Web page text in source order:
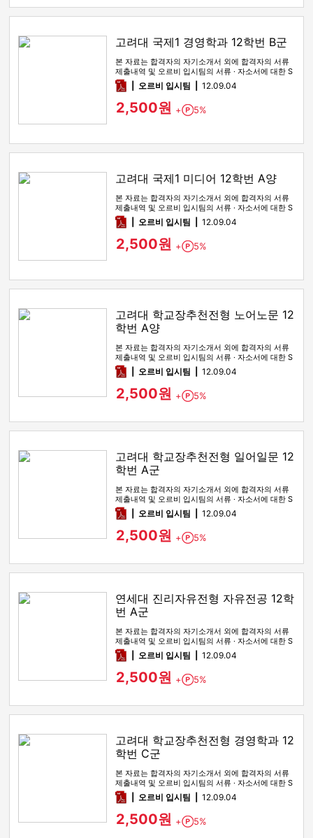
고려대 국제1 경영학과 12학번 B군
본 자료는 합격자의 자기소개서 외에 합격자의 서류
제출내역 및 오르비 입시팀의 서류 · 자소서에 대한 S
WOT 분석이 포함돼 …
pdf오르비 입시팀 12.09.04
2,500원 + Point
5%
고려대 국제1 미디어 12학번 A양
본 자료는 합격자의 자기소개서 외에 합격자의 서류
제출내역 및 오르비 입시팀의 서류 · 자소서에 대한 S
WOT 분석이 포함돼 …
pdf오르비 입시팀 12.09.04
2,500원 + Point
5%
고려대 학교장추천전형 노어노문 12
학번 A양
본 자료는 합격자의 자기소개서 외에 합격자의 서류
제출내역 및 오르비 입시팀의 서류 · 자소서에 대한 S
WOT 분석이 포함돼 …
pdf오르비 입시팀 12.09.04
2,500원 + Point
5%
고려대 학교장추천전형 일어일문 12
학번 A군
본 자료는 합격자의 자기소개서 외에 합격자의 서류
제출내역 및 오르비 입시팀의 서류 · 자소서에 대한 S
WOT 분석이 포함돼 …
pdf오르비 입시팀 12.09.04
2,500원 + Point
5%
연세대 진리자유전형 자유전공 12학
번 A군
본 자료는 합격자의 자기소개서 외에 합격자의 서류
제출내역 및 오르비 입시팀의 서류 · 자소서에 대한 S
WOT 분석이 포함돼 …
pdf오르비 입시팀 12.09.04
2,500원 + Point
5%
고려대 학교장추천전형 경영학과 12
학번 C군
본 자료는 합격자의 자기소개서 외에 합격자의 서류
제출내역 및 오르비 입시팀의 서류 · 자소서에 대한 S
WOT 분석이 포함돼 …
pdf오르비 입시팀 12.09.04
2,500원 + Point
5%